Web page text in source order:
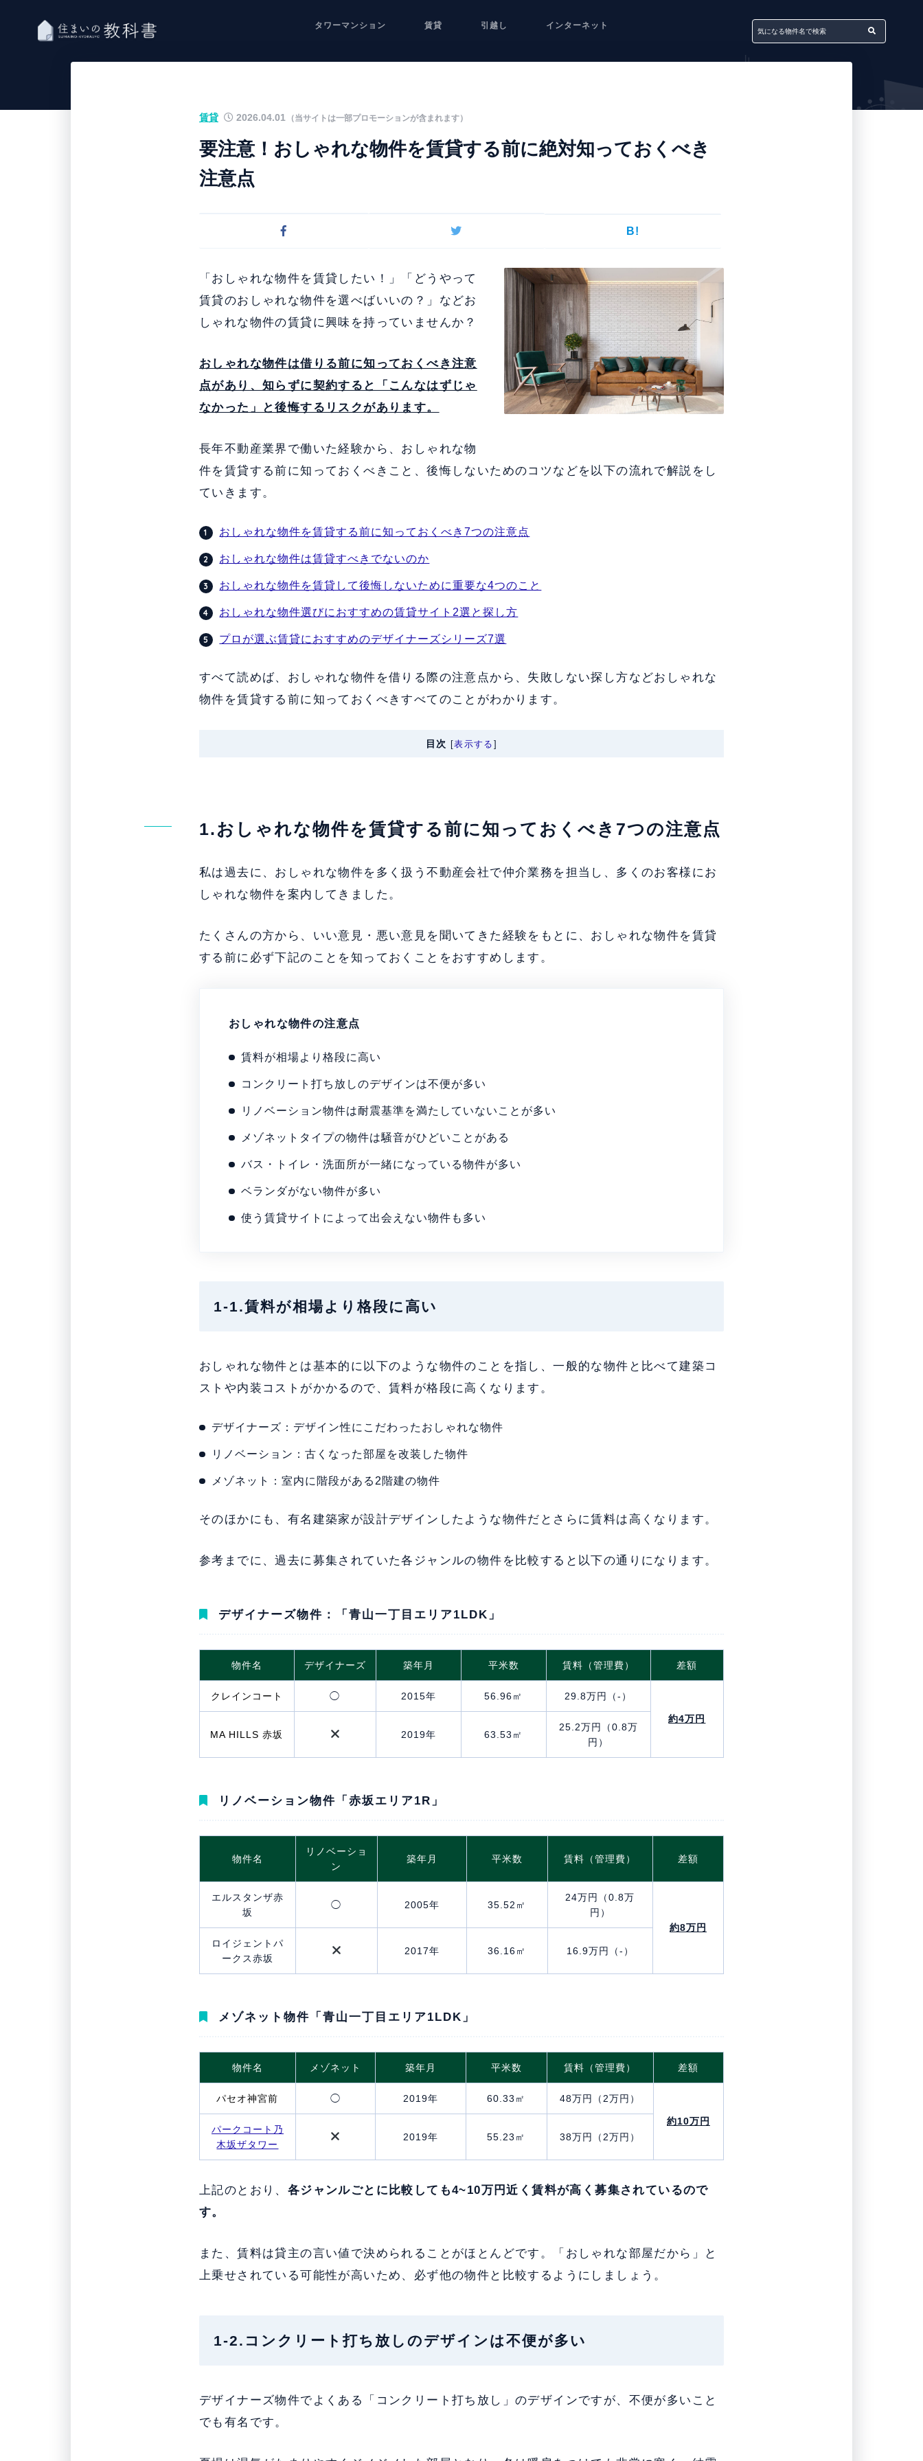
タワーマンション 賃貸 引越し インターネット
（当サイトは一部プロモーションが含まれます）
賃貸 2026.04.01
要注意！おしゃれな物件を賃貸する前に絶対知っておくべき
注意点
B!
「おしゃれな物件を賃貸したい！」「どうやって
賃貸のおしゃれな物件を選べばいいの？」などお
しゃれな物件の賃貸に興味を持っていませんか？
おしゃれな物件は借りる前に知っておくべき注意
点があり、知らずに契約すると「こんなはずじゃ
なかった」と後悔するリスクがあります。
長年不動産業界で働いた経験から、おしゃれな物
件を賃貸する前に知っておくべきこと、後悔しないためのコツなどを以下の流れで解説をし
ていきます。
おしゃれな物件を賃貸する前に知っておくべき7つの注意点
おしゃれな物件は賃貸すべきでないのか
おしゃれな物件を賃貸して後悔しないために重要な4つのこと
おしゃれな物件選びにおすすめの賃貸サイト2選と探し方
プロが選ぶ賃貸におすすめのデザイナーズシリーズ7選
すべて読めば、おしゃれな物件を借りる際の注意点から、失敗しない探し方などおしゃれな
物件を賃貸する前に知っておくべきすべてのことがわかります。
目次 [表示する
1.おしゃれな物件を賃貸する前に知っておくべき7つの注意点
私は過去に、おしゃれな物件を多く扱う不動産会社で仲介業務を担当し、多くのお客様にお
しゃれな物件を案内してきました。
たくさんの方から、いい意見・悪い意見を聞いてきた経験をもとに、おしゃれな物件を賃貸
する前に必ず下記のことを知っておくことをおすすめします。
おしゃれな物件の注意点
賃料が相場より格段に高い
コンクリート打ち放しのデザインは不便が多い
リノベーション物件は耐震基準を満たしていないことが多い
メゾネットタイプの物件は騒音がひどいことがある
バス・トイレ・洗面所が一緒になっている物件が多い
ベランダがない物件が多い
使う賃貸サイトによって出会えない物件も多い
1-1.賃料が相場より格段に高い
おしゃれな物件とは基本的に以下のような物件のことを指し、一般的な物件と比べて建築コ
ストや内装コストがかかるので、賃料が格段に高くなります。
デザイナーズ：デザイン性にこだわったおしゃれな物件
リノベーション：古くなった部屋を改装した物件
メゾネット：室内に階段がある2階建の物件
そのほかにも、有名建築家が設計デザインしたような物件だとさらに賃料は高くなります。
参考までに、過去に募集されていた各ジャンルの物件を比較すると以下の通りになります。
デザイナーズ物件：「青山一丁目エリア1LDK」
物件名 デザイナーズ 築年月 平米数 賃料（管理費） 差額
クレインコート ◯ 2015年 56.96㎡ 29.8万円（-）
約4万円
MA HILLS 赤坂
2019年 63.53㎡
25.2万円（0.8万
円）
リノベーション物件「赤坂エリア1R」
物件名
リノベーショ
ン
築年月 平米数 賃料（管理費） 差額
エルスタンザ赤
坂
◯ 2005年 35.52㎡
24万円（0.8万
円）
約8万円
ロイジェントパ
ークス赤坂
2017年 36.16㎡ 16.9万円（-）
メゾネット物件「青山一丁目エリア1LDK」
物件名 メゾネット 築年月 平米数 賃料（管理費） 差額
パセオ神宮前 ◯ 2019年 60.33㎡ 48万円（2万円）
約10万円
パークコート乃
木坂ザタワー
2019年 55.23㎡ 38万円（2万円）
上記のとおり、 各ジャンルごとに比較しても4~10万円近く賃料が高く募集されているので
す。
また、賃料は貸主の言い値で決められることがほとんどです。「おしゃれな部屋だから」と
上乗せされている可能性が高いため、必ず他の物件と比較するようにしましょう。
1-2.コンクリート打ち放しのデザインは不便が多い
デザイナーズ物件でよくある「コンクリート打ち放し」のデザインですが、不便が多いこと
でも有名です。